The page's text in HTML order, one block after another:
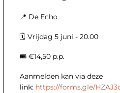
📍 De Echo
🗓️ Vrijdag 5 juni - 20.00
🎟️ €14,50 p.p.
Aanmelden kan via deze
link: https://forms.gle/